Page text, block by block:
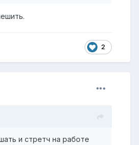
2
и стретч на работе